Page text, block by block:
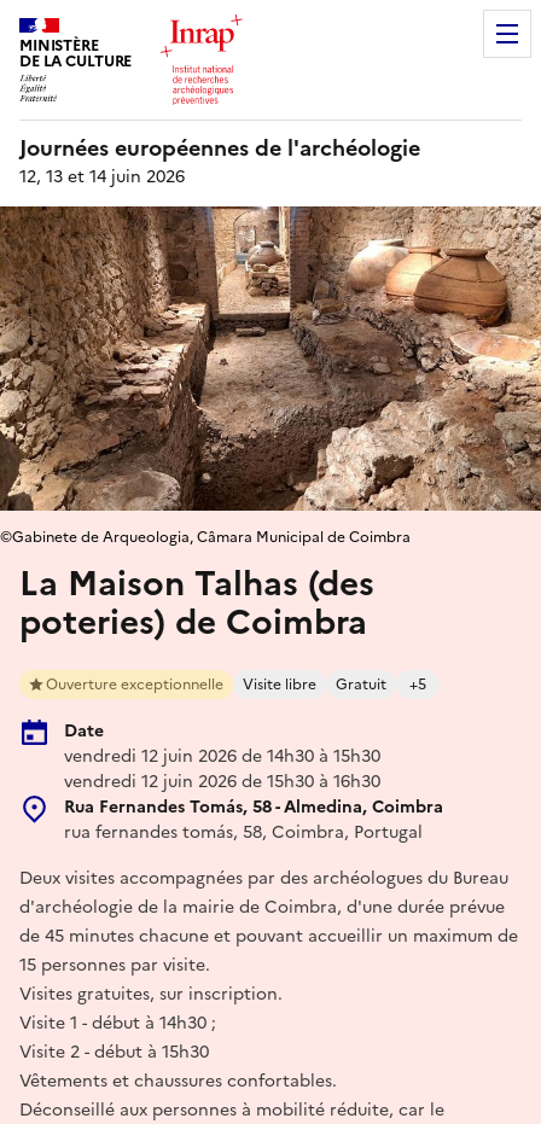
MINISTÈRE
DE LA CULTURE
Journées européennes de l'archéologie
12, 13 et 14 juin 2026
La Maison Talhas (des
poteries) de Coimbra
Ouverture exceptionnelle Visite libre Gratuit +5
Date
vendredi 12 juin 2026 de 14h30 à 15h30
vendredi 12 juin 2026 de 15h30 à 16h30
Rua Fernandes Tomás, 58 - Almedina, Coimbra
rua fernandes tomás, 58, Coimbra, Portugal
©Gabinete de Arqueologia, Câmara Municipal de Coimbra
Deux visites accompagnées par des archéologues du Bureau
d'archéologie de la mairie de Coimbra, d'une durée prévue
de 45 minutes chacune et pouvant accueillir un maximum de
15 personnes par visite.
Visites gratuites, sur inscription.
Visite 1 - début à 14h30 ;
Visite 2 - début à 15h30
Vêtements et chaussures confortables.
Déconseillé aux personnes à mobilité réduite, car le